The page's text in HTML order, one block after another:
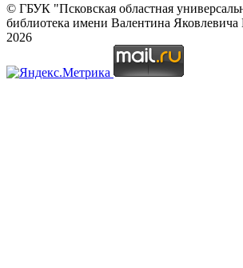
© ГБУК "Псковская областная
библиотека имени Валентина Яковлевича
2026